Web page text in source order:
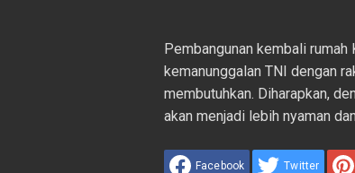
Pembangunan kembali
kemanunggalan TNI dengan
membutuhkan. Diharapkan,
akan menjadi lebih nyaman
Facebook Twitter